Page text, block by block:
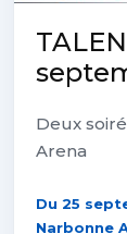
Deux
Arena
Du 25
Narbonne